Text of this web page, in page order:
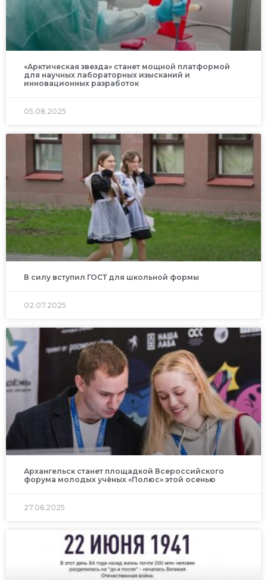
«Арктическая звезда» станет мощной платформой
для научных лабораторных изысканий и
инновационных разработок
05.08.2025
В силу вступил ГОСТ для школьной формы
02.07.2025
Архангельск станет площадкой Всероссийского
форума молодых учёных «Полюс» этой осенью
27.06.2025